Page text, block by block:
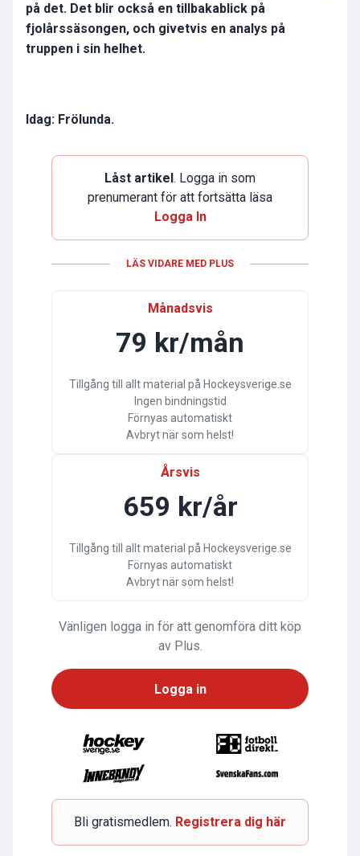
på det. Det blir också en tillbakablick på
fjolårssäsongen, och givetvis en analys på
truppen i sin helhet.
Idag: Frölunda.
Låst artikel . Logga in som
prenumerant för att fortsätta läsa
Logga In
LÄS VIDARE MED PLUS
Månadsvis
79 kr/mån
Tillgång till allt material på Hockeysverige.se
Ingen bindningstid
Förnyas automatiskt
Avbryt när som helst!
Årsvis
659 kr/år
Tillgång till allt material på Hockeysverige.se
Förnyas automatiskt
Avbryt när som helst!
Vänligen logga in för att genomföra ditt köp
av Plus.
Logga in
Bli gratismedlem. Registrera dig här